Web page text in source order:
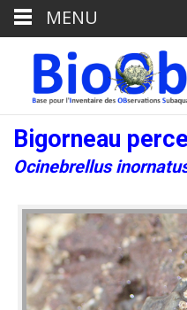
Bigorneau
Ocinebrellus
MENU